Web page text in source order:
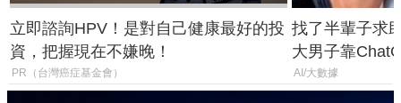
立即諮詢HPV！是對自己健康最好的投
資，把握現在不嫌晚！
PR（台灣癌症基金會）
找了半輩子求
大男子靠
年家人
AI/大數據